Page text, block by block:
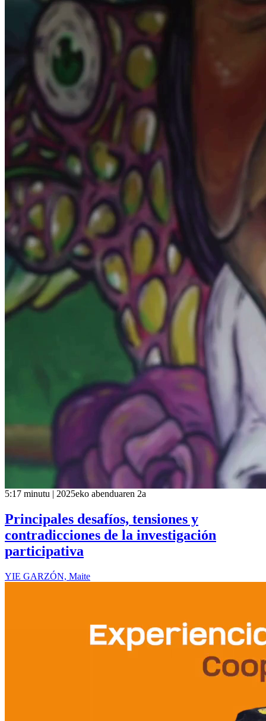
5:17 minutu | 2025eko abenduaren 2a
Principales desafíos, tensiones y
contradicciones de la investigación
participativa
YIE GARZÓN, Maite